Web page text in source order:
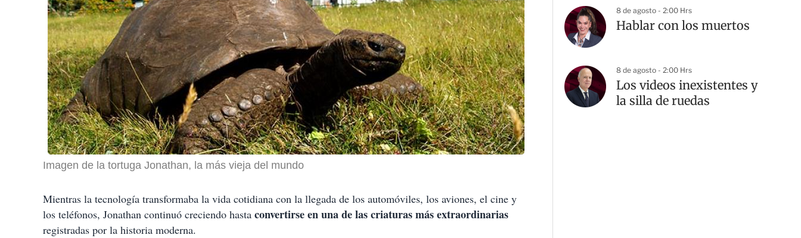
Imagen de la tortuga Jonathan, la más vieja del mundo
Mientras la tecnología transformaba la vida cotidiana con la llegada de los automóviles, los aviones, el cine y
los teléfonos, Jonathan continuó creciendo hasta convertirse en una de las criaturas más extraordinarias
registradas por la historia moderna.
8 de agosto - 2:00 Hrs
Hablar con los muertos
8 de agosto - 2:00 Hrs
Los videos inexistentes y
la silla de ruedas